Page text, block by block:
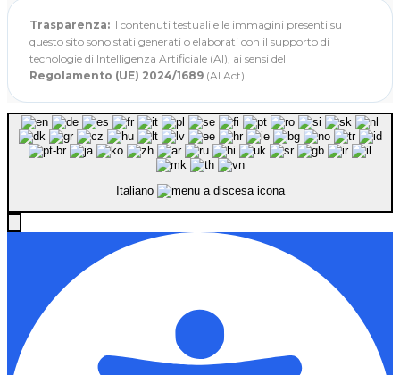
Trasparenza: I contenuti testuali e le immagini presenti su
questo sito sono stati generati o elaborati con il supporto di
tecnologie di Intelligenza Artificiale (AI), ai sensi del
Regolamento (UE) 2024/1689 (AI Act).
Italiano